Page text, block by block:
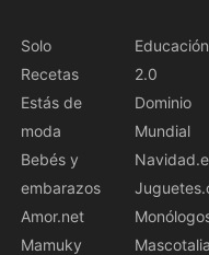
Solo
Recetas
Estás de
moda
Bebés y
embarazos
Amor.net
Mamuky
Educación
2.0
Dominio
Mundial